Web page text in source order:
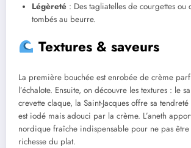
Légèreté : Des tagliatelles de courgettes
tombés au beurre.
Textures & saveurs
La première bouchée est enrobée de crème
l’échalote. Ensuite, on découvre les textures : le
crevette claque, la Saint-Jacques offre sa
est iodé mais adouci par la crème. L’aneth
nordique fraîche indispensable pour ne pas
richesse du plat.